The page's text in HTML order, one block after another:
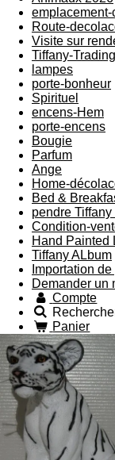
emplacement-
Route-
Visite sur
Tiffany-Trading
lampes
porte-bonheur
Spirituel
encens-Hem
porte-encens
Bougie
Parfum
Ange
Home-
Bed &
pendre Tiffany
Condition-
Hand Painted
Tiffany ALbum
Importation
Demander un
Compte
Panier